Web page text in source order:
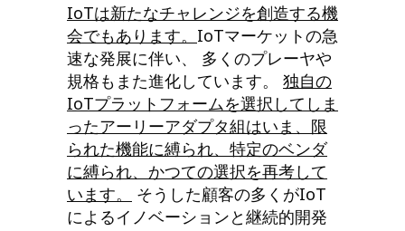
IoTは新たなチャレンジを創造する機
会でもあります。 IoTマーケットの急
速な発展に伴い、 多くのプレーヤや
規格もまた進化しています。 独自の
IoTプラットフォームを選択してしま
ったアーリーアダプタ組はいま、限
られた機能に縛られ、特定のベンダ
に縛られ、 かつての選択を再考して
います。
そうした顧客の多くがIoT
によるイノベーションと継続的開発